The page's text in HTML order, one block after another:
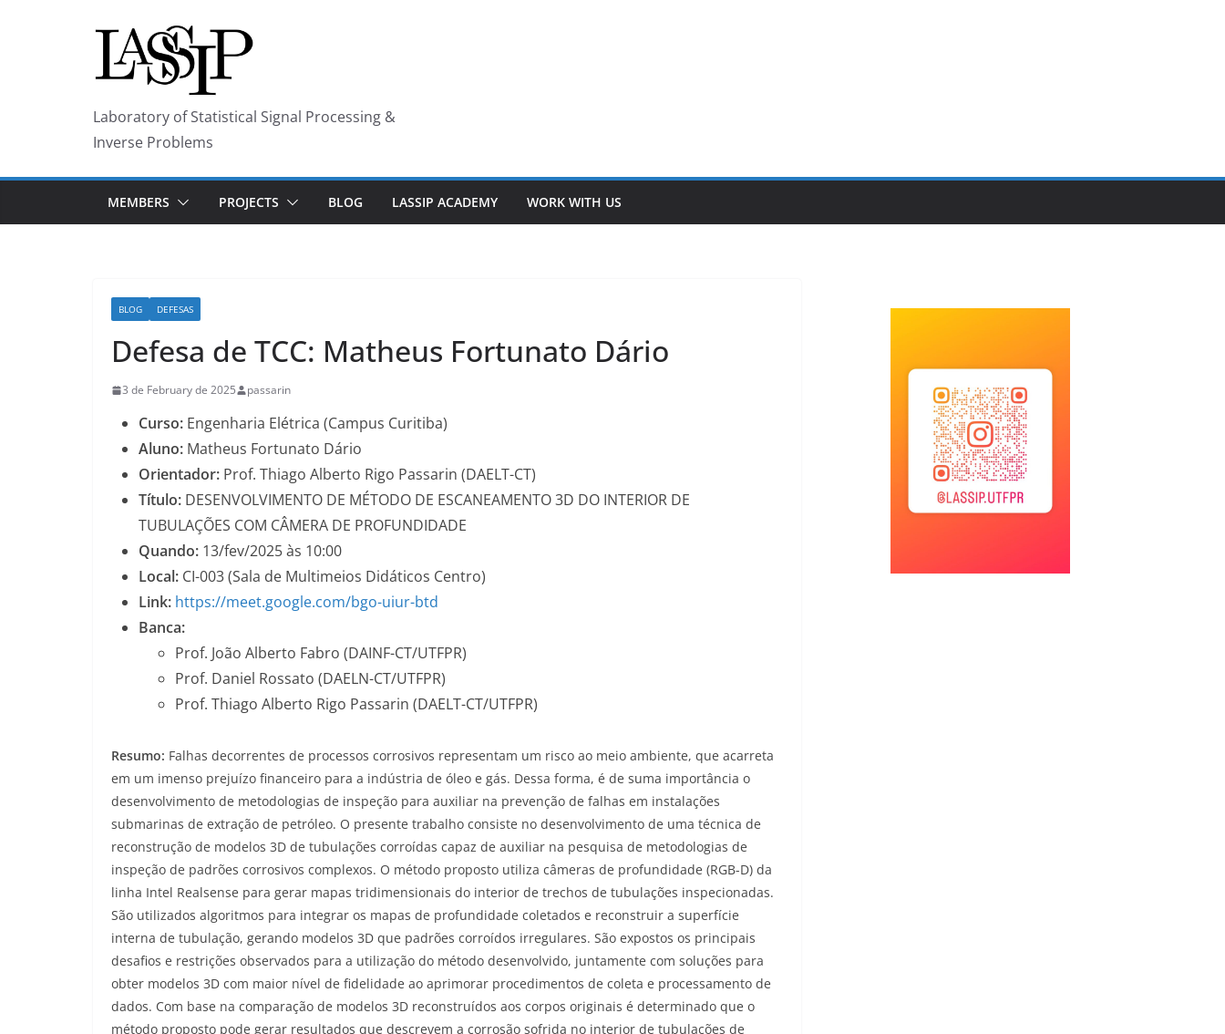
Laboratory of Statistical Signal Processing &
Inverse Problems
MEMBERS PROJECTS BLOG LASSIP ACADEMY WORK WITH US
BLOG DEFESAS
Defesa de TCC: Matheus Fortunato Dário
3 de February de 2025 passarin
Curso: Engenharia Elétrica (Campus Curitiba)
Aluno: Matheus Fortunato Dário
Orientador: Prof. Thiago Alberto Rigo Passarin (DAELT-CT)
Título: DESENVOLVIMENTO DE MÉTODO DE ESCANEAMENTO 3D DO INTERIOR DE
TUBULAÇÕES COM CÂMERA DE PROFUNDIDADE
Quando: 13/fev/2025 às 10:00
Local: CI-003 (Sala de Multimeios Didáticos Centro)
Link: https://meet.google.com/bgo-uiur-btd
Banca:
Prof. João Alberto Fabro (DAINF-CT/UTFPR)
Prof. Daniel Rossato (DAELN-CT/UTFPR)
Prof. Thiago Alberto Rigo Passarin (DAELT-CT/UTFPR)
Resumo: Falhas decorrentes de processos corrosivos representam um risco ao meio ambiente, que acarreta
em um imenso prejuízo financeiro para a indústria de óleo e gás. Dessa forma, é de suma importância o
desenvolvimento de metodologias de inspeção para auxiliar na prevenção de falhas em instalações
submarinas de extração de petróleo. O presente trabalho consiste no desenvolvimento de uma técnica de
reconstrução de modelos 3D de tubulações corroídas capaz de auxiliar na pesquisa de metodologias de
inspeção de padrões corrosivos complexos. O método proposto utiliza câmeras de profundidade (RGB-D) da
linha Intel Realsense para gerar mapas tridimensionais do interior de trechos de tubulações inspecionadas.
São utilizados algoritmos para integrar os mapas de profundidade coletados e reconstruir a superfície
interna de tubulação, gerando modelos 3D que padrões corroídos irregulares. São expostos os principais
desafios e restrições observados para a utilização do método desenvolvido, juntamente com soluções para
obter modelos 3D com maior nível de fidelidade ao aprimorar procedimentos de coleta e processamento de
dados. Com base na comparação de modelos 3D reconstruídos aos corpos originais é determinado que o
método proposto pode gerar resultados que descrevem a corrosão sofrida no interior de tubulações de